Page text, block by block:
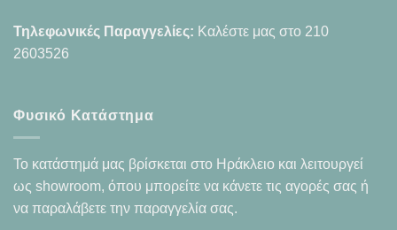
Τηλεφωνικές Παραγγελίες: Καλέστε μας στο 210
2603526
Φυσικό Κατάστημα
Το κατάστημά μας βρίσκεται στο Ηράκλειο και λειτουργεί
ως showroom, όπου μπορείτε να κάνετε τις αγορές σας ή
να παραλάβετε την παραγγελία σας.